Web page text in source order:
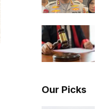
Our Picks